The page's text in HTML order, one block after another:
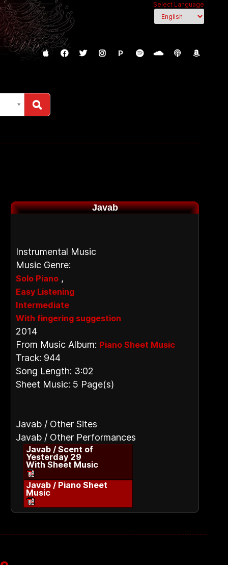
Select Language
P
Javab
Instrumental Music
Music Genre:
Solo Piano ,
Easy Listening
Intermediate
With fingering suggestion
2014
From Music Album: Piano Sheet Music
Track: 944
Song Length: 3:02
Sheet Music: 5 Page(s)
Javab / Other Sites
Javab / Other Performances
Javab / Scent of
Yesterday 29
With Sheet Music
Javab / Piano Sheet
Music